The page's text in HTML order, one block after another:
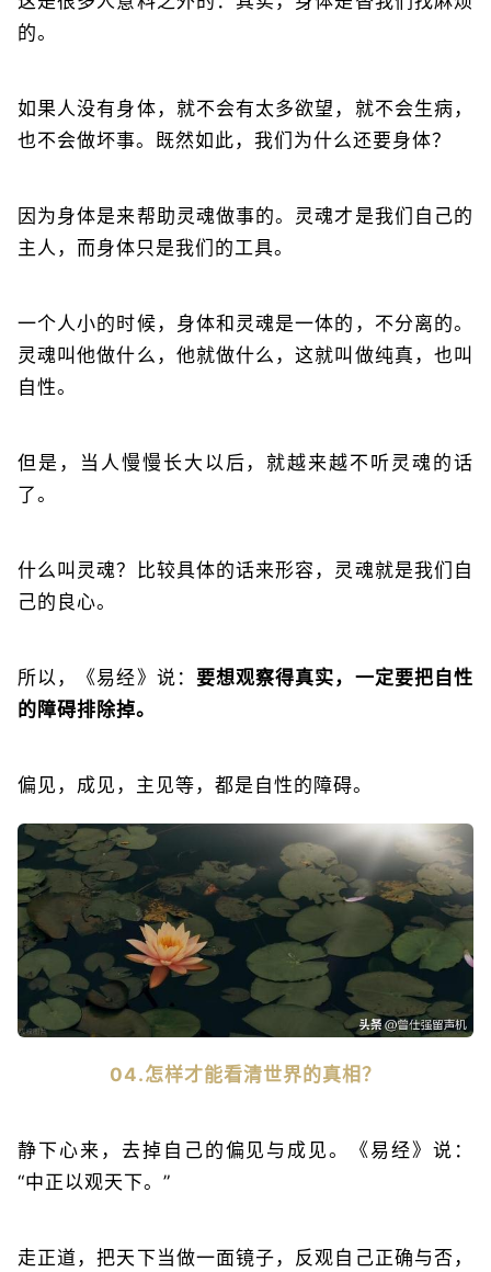
的。
如果人没有身体，就不会有太多欲望，就不会生病，
也不会做坏事。既然如此，我们为什么还要身体？
因为身体是来帮助灵魂做事的。灵魂才是我们自己的
主人，而身体只是我们的工具。
一个人小的时候，身体和灵魂是一体的，不分离的。
灵魂叫他做什么，他就做什么，这就叫做纯真，也叫
自性。
但是，当人慢慢长大以后，就越来越不听灵魂的话
了。
什么叫灵魂？比较具体的话来形容，灵魂就是我们自
己的良心。
所以，《易经》说： 要想观察得真实，一定要把自性
的障碍排除掉。
偏见，成见，主见等，都是自性的障碍。
04.怎样才能看清世界的真相？
静下心来，去掉自己的偏见与成见。《易经》说：
“中正以观天下。”
走正道，把天下当做一面镜子，反观自己正确与否，